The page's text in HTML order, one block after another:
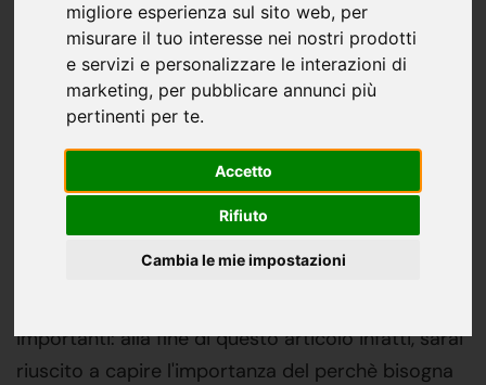
migliore esperienza sul sito web, per
misurare il tuo interesse nei nostri prodotti
e servizi e personalizzare le interazioni di
marketing, per pubblicare annunci più
pertinenti per te.
Accetto
Rifiuto
Cambia le mie impostazioni
Stai cercando il miglior
quadrilocale a Bergamo? Ci
pensa Broseta ItalHome
Quadrilocale Bergamo? Nessun problema. Grazie
alla sua esperienza nel settore, Broseta ItalHome
oggi ti guiderÀ all'acquisto delmiglior
che tu possa trovare a
importanti: alla fine di questo articolo infatti, sarai
riuscito a capire l'importanza del perchè bisogna